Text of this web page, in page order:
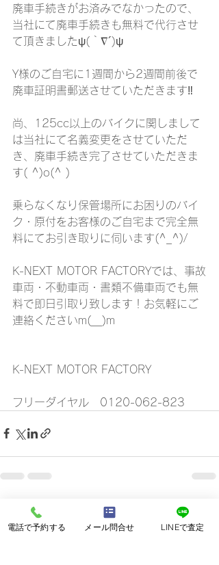
廃車手続きがお済みでなかったので、
当社にて廃車手続きも無料で代行させ
て頂きましたψ(｀∇´)ψ
Y様のご自宅に1週間から2週間前後で
廃車証明書郵送させていただきます‼︎
尚、125cc以上のバイクに関しまして
は当社にて名義変更をさせていただ
き、廃車手続き完了させていただきま
す( ^)o(^ )
乗らなくなり保管場所にお困りのバイ
ク・原付をお客様のご自宅まで完全無
料にてお引き取りに伺います(^_^)/
K-NEXT MOTOR FACTORYでは、事故
車両・不動車両・書類不備車両でも無
料で即日引取り致します！お気軽にご
連絡くださいm(__)m
K-NEXT MOTOR FACTORY
フリーダイヤル　0120-062-823
最新記事 すべて表示
電話で予約する メール問合せ LINEで査定